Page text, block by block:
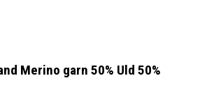
Merino garn 50% Uld 50%